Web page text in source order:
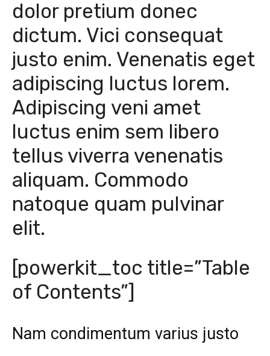
dolor pretium donec
dictum. Vici consequat
justo enim. Venenatis eget
adipiscing luctus lorem.
Adipiscing veni amet
luctus enim sem libero
tellus viverra venenatis
aliquam. Commodo
natoque quam pulvinar
elit.
[powerkit_toc title=”Table
of Contents”]
Nam condimentum varius justo